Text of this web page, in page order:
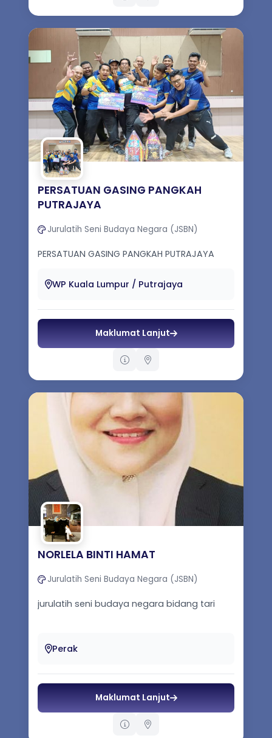
PERSATUAN GASING PANGKAH
PUTRAJAYA
Jurulatih Seni Budaya Negara (JSBN)
PERSATUAN GASING PANGKAH PUTRAJAYA
WP Kuala Lumpur / Putrajaya
Maklumat Lanjut
NORLELA BINTI HAMAT
Jurulatih Seni Budaya Negara (JSBN)
jurulatih seni budaya negara bidang tari
Perak
Maklumat Lanjut